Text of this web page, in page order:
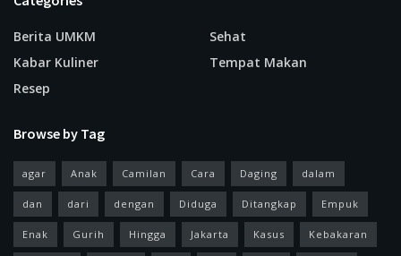
Berita UMKM
Kabar Kuliner
Resep
Sehat
Tempat Makan
Browse by Tag
agar Anak Camilan Cara Daging dalam
dan dari dengan Diduga Ditangkap Empuk
Enak Gurih Hingga Jakarta Kasus Kebakaran